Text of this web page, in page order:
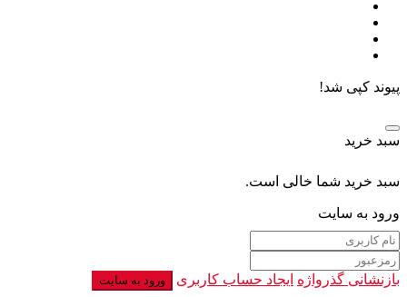
پیوند کپی شد!
سبد خرید
سبد خرید شما خالی است.
ورود به سایت
بازنشانی گذرواژه ایجاد حساب کاربری ورود به سایت